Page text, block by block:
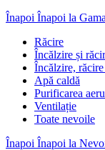
Înapoi Înapoi la
Răcire
Încălzire și
Încălzire, răcire
Apă caldă
Purificarea
Ventilație
Toate nevoile
Înapoi Înapoi la